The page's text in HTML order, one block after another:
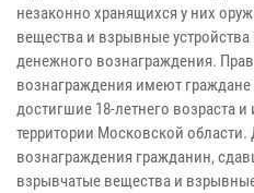
незаконно хранящихся у них
вещества и взрывные
денежного вознаграждения.
вознаграждения имеют
достигшие 18-летнего возраста
территории Московской
вознаграждения гражданин,
взрывчатые вещества и